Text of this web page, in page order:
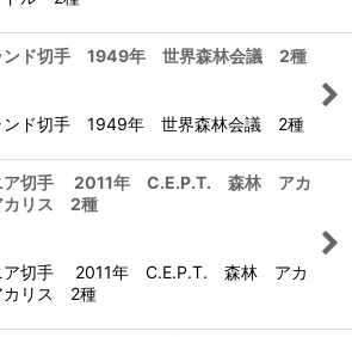
ンド切手 1949年 世界森林会議 2種
ンド切手 1949年 世界森林会議 2種
ア切手 2011年 C.E.P.T. 森林 アカ
リス 2種
ア切手 2011年 C.E.P.T. 森林 アカ
リス 2種